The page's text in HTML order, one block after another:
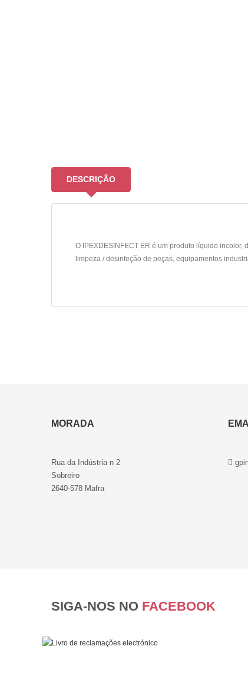
DESCRIÇÃO
O IPEXDESINFECT ER é um produto líquido
limpeza / desinfeção de peças, equipamentos
MORADA
Rua da Indústria n 2
Sobreiro
2640-578 Mafra
SIGA-NOS NO FACEBOOK